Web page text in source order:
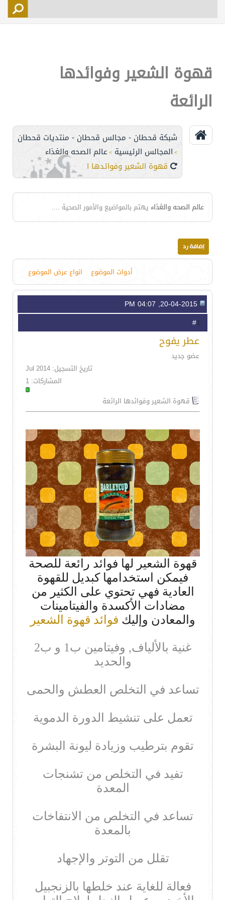
اتصل بنا
قهوة الشعير وفوائدها
الرائعة
شبكة قحطان - مجالس قحطان - منتديات قحطان
> المجالس الرئيسية > عالم الصحه والغذاء
قهوة الشعير وفوائدها الرائعة
عالم الصحه والغذاء يهتم بالمواضيع والأمور الصحية ....
أدوات الموضوع انواع عرض الموضوع
1
عطر يفوح
عضو جديد
تاريخ التسجيل: Jul 2014
المشاركات: 1
قهوة الشعير وفوائدها الرائعة
قهوة الشعير لها فوائد رائعة للصحة
فيمكن استخدامها كبديل للقهوة
العادية فهي تحتوي على الكثير من
مضادات الأكسدة والفيتامينات
والمعادن وإليك فوائد قهوة الشعير
غنية بالألياف, وفيتامين ب1 و ب2
والحديد
تساعد في التخلص العطش والحمى
تعمل على تنشيط الدورة الدموية
تقوم بترطيب وزيادة ليونة البشرة
تفيد في التخلص من تشنجات
المعدة
تساعد في التخلص من الانتفاخات
بالمعدة
تقلل من التوتر والإجهاد
فعالة للغاية عند خلطها بالزنجبيل